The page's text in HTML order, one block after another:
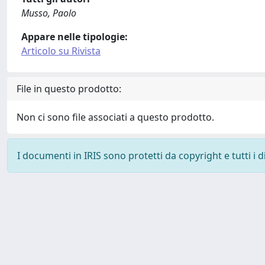
Musso, Paolo
Appare nelle tipologie:
Articolo su Rivista
File in questo prodotto:
Non ci sono file associati a questo prodotto.
I documenti in IRIS sono protetti da copyright e tutti i